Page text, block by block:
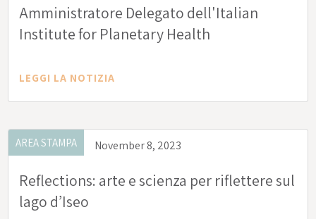
Amministratore Delegato dell'Italian
Institute for Planetary Health
LEGGI LA NOTIZIA
AREA STAMPA November 8, 2023
Reflections: arte e scienza per riflettere sul
lago d’Iseo